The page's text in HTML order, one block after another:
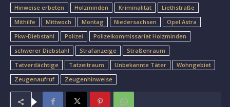
Hinweise erbeten
Holzminden Kriminalität
Liethstraße
Mithilfe
Mittwoch Montag Niedersachsen
Opel Astra
Pkw-Diebstahl
Polizei
Polizeikommissariat Holzminden
schwerer Diebstahl
Strafanzeige
Straßenraum
Tatverdächtige
Tatzeitraum Unbekannte Täter
Wohngebiet
Zeugenaufruf
Zeugenhinweise